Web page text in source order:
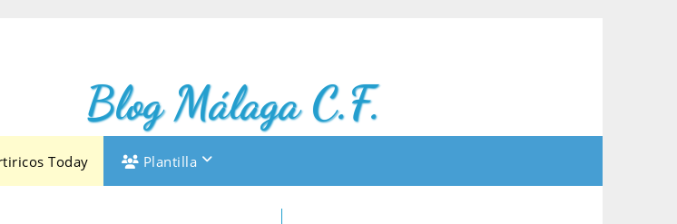
Blog Málaga C.F.
Today Plantilla